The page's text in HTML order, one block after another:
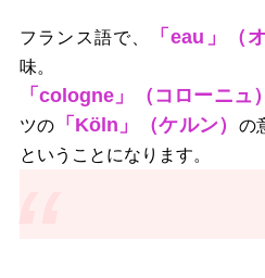
フランス語で、 「eau」（
味。
「cologne」（コローニュ）
ツの
「 Köln 」（ケルン） の
ということになります。